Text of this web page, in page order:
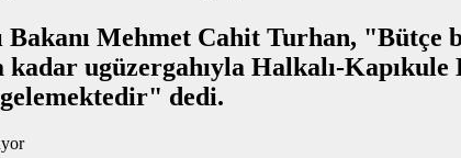
Bakanı Mehmet Cahit Turhan,
kadar ugüzergahıyla Halkalı-
dedi.